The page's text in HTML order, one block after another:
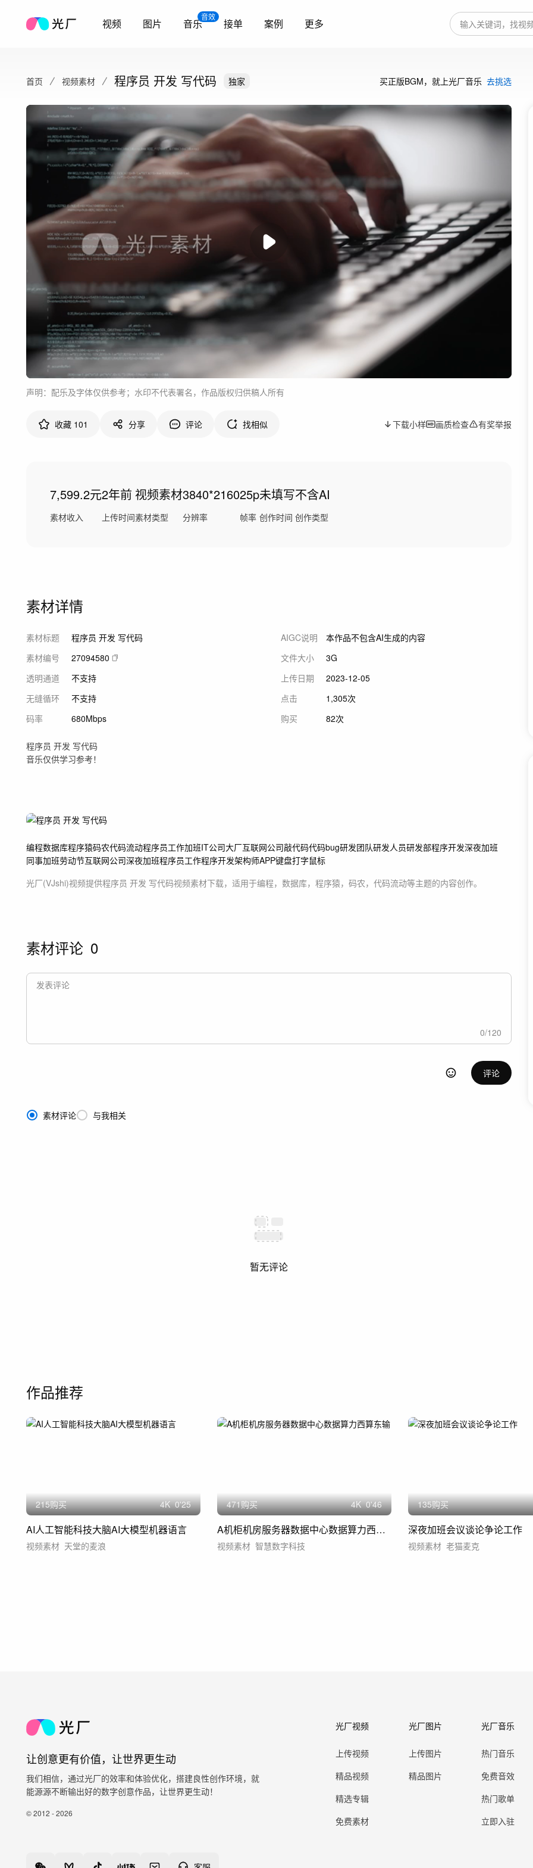
视频 图片
音效
音乐 接单 案例 更多
首页 视频素材 程序员 开发 写代码 独家 买正版BGM，就上光厂音乐 去挑选
声明：配乐及字体仅供参考；水印不代表署名，作品版权归供稿人所有
收藏 101 分享 评论 找相似 下载小样 画质检查 有奖举报
7,599.2元
素材收入
2年前
上传时间
视频素材
素材类型
3840*2160
分辨率
25p
帧率
未填写
创作时间
不含AI
创作类型
素材详情
素材标题
程序员 开发 写代码
素材编号
27094580
透明通道
不支持
无缝循环
不支持
码率
680Mbps
AIGC说明
本作品不包含AI生成的内容
文件大小
3G
上传日期
2023-12-05
点击
1,305次
购买
82次
程序员 开发 写代码
音乐仅供学习参考！
编程数据库程序猿码农代码流动程序员工作加班IT公司大厂互联网公司敲代码代码bug研发团队研发人员研发部程序开发深夜加班
同事加班劳动节互联网公司深夜加班程序员工作程序开发架构师APP键盘打字鼠标
光厂(VJshi)视频提供程序员 开发 写代码视频素材下载，适用于编程，数据库，程序猿，码农，代码流动等主题的内容创作。
素材评论 0
0/120
评论
素材评论 与我相关
暂无评论
作品推荐
215购买 4K 0'25
AI人工智能科技大脑AI大模型机器语言
视频素材 天堂的麦浪
471购买 4K 0'46
A机柜机房服务器数据中心数据算力西算东输
视频素材 智慧数字科技
135购买
深夜加班会议谈论争论工作
视频素材 老猫麦克
让创意更有价值，让世界更生动
我们相信，通过光厂的效率和体验优化，搭建良性创作环境，就
能源源不断输出好的数字创意作品，让世界更生动！
© 2012 - 2026
光厂视频
上传视频
精品视频
精选专辑
免费素材
光厂图片
上传图片
精品图片
光厂音乐
热门音乐
免费音效
热门歌单
立即入驻